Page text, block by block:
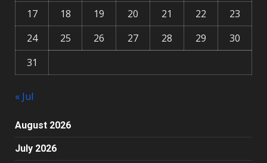
17
18 19 20 21 22
23
24
25 26 27 28 29
30
31
« Jul
August 2026
July 2026